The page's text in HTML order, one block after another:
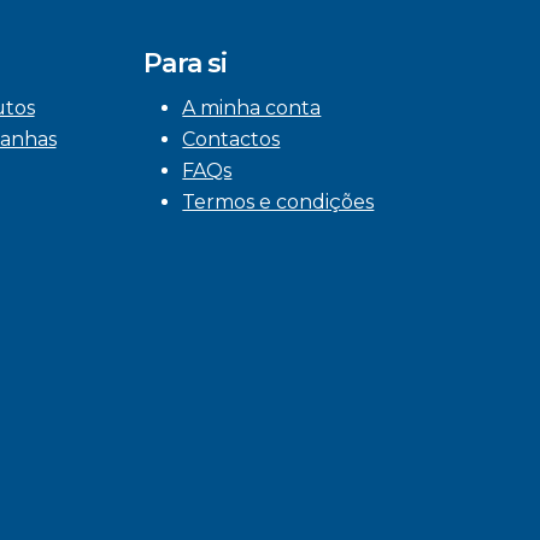
Para si
A minha conta
Contactos
FAQs
Termos e condições